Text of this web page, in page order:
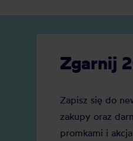
Zgarnij
Zapisz się do
zakupy oraz
promkami i